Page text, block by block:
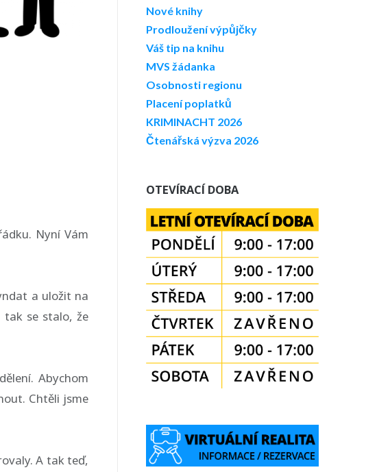
Nyní Vám
a uložit na
tak se stalo, že
Abychom
Chtěli jsme
A tak teď,
Nové knihy
Prodloužení výpůjčky
Váš tip na knihu
MVS žádanka
Osobnosti regionu
Placení poplatků
KRIMINACHT 2026
Čtenářská výzva 2026
OTEVÍRACÍ DOBA